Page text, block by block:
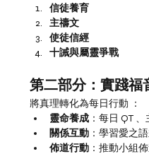
信徒養育
主禱文
使徒信經
十誡與屬靈爭戰
第二部分：實踐福
將真理轉化為每日行動 ：
靈命養成 ：每日 QT
關係互動 ：學習愛之
佈道行動 ：推動小組